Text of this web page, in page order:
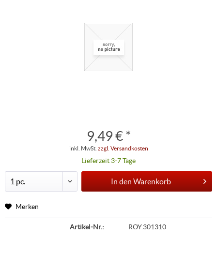
9,49 € *
inkl. MwSt. zzgl. Versandkosten
Lieferzeit 3-7 Tage
In den Warenkorb
Merken
Artikel-Nr.: ROY.301310